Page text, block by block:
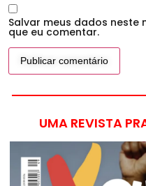
Salvar meus dados neste
que eu comentar.
UMA REVISTA